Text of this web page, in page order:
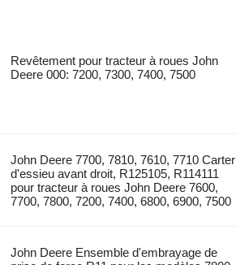
Revêtement pour tracteur à roues John
Deere 000: 7200, 7300, 7400, 7500
John Deere 7700, 7810, 7610, 7710 Carter
d'essieu avant droit, R125105, R114111
pour tracteur à roues John Deere 7600,
7700, 7800, 7200, 7400, 6800, 6900, 7500
John Deere Ensemble d'embrayage de